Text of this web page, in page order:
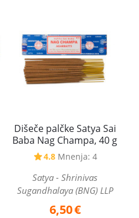
Dišeče palčke Satya Sai
Baba Nag Champa, 40 g
4.8 Mnenja: 4
Satya - Shrinivas
Sugandhalaya (BNG) LLP
6,50€